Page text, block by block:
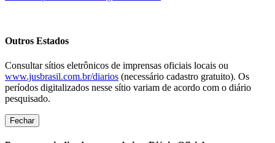
Outros Estados
Consultar sítios eletrônicos de imprensas oficiais locais ou
www.jusbrasil.com.br/diarios (necessário cadastro gratuito). Os
períodos digitalizados nesse sítio variam de acordo com o diário
pesquisado.
Fechar